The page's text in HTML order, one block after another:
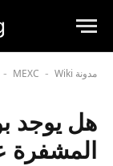
مدونة MEXC - Wiki
-
هل يوجد
المشفرة